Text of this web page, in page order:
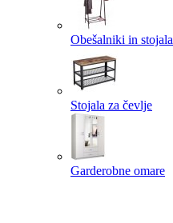
Obešalniki in stojala
Stojala za čevlje
Garderobne omare